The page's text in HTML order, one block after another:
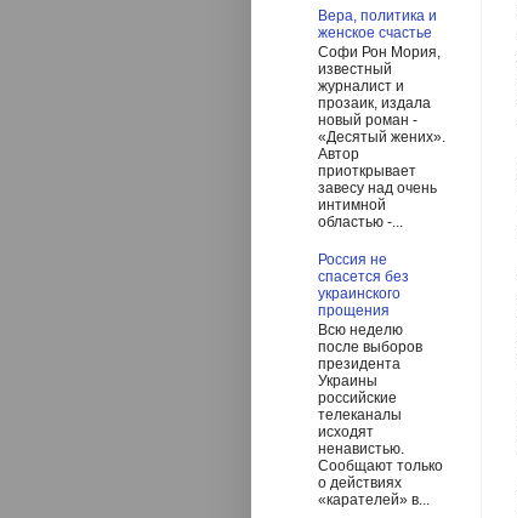
Вера, политика и
женское счастье
Софи Рон Мория,
известный
журналист и
прозаик, издала
новый роман -
«Десятый жених».
Автор
приоткрывает
завесу над очень
интимной
областью -...
Россия не
спасется без
украинского
прощения
Всю неделю
после выборов
президента
Украины
российские
телеканалы
исходят
ненавистью.
Сообщают только
о действиях
«карателей» в...